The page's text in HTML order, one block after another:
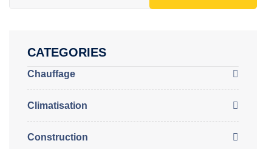
CATEGORIES
Chauffage
Climatisation
Construction